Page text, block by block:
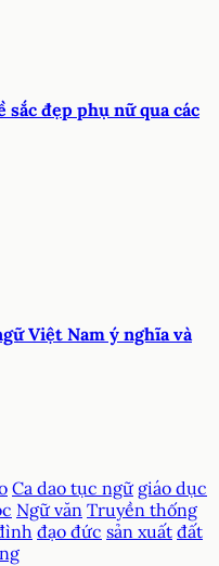
sắc đẹp phụ nữ qua các
Việt Nam ý nghĩa và
Ca dao tục ngữ giáo dục
Ngữ văn Truyền thống
đạo đức sản xuất đất